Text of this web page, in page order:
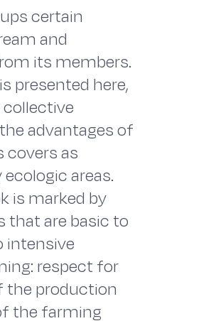
certain
and
its members.
presented here,
advantages of
covers as
areas.
is marked by
that are basic to
intensive
respect for
the production
the farming